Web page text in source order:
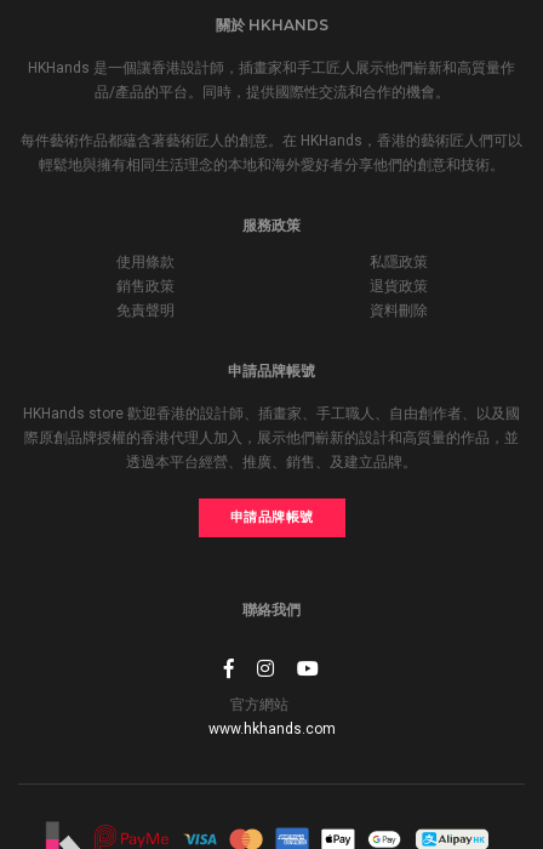
關於 HKHANDS
HKHands 是一個讓香港設計師，插畫家和手工匠人展示他們嶄新和高質量作
品/產品的平台。同時，提供國際性交流和合作的機會。
每件藝術作品都蘊含著藝術匠人的創意。在 HKHands，香港的藝術匠人們可以
輕鬆地與擁有相同生活理念的本地和海外愛好者分享他們的創意和技術。
服務政策
使用條款
私隱政策
銷售政策
退貨政策
免責聲明
資料刪除
申請品牌帳號
HKHands store 歡迎香港的設計師、插畫家、手工職人、自由創作者、以及國
際原創品牌授權的香港代理人加入，展示他們嶄新的設計和高質量的作品，並
透過本平台經營、推廣、銷售、及建立品牌。
申請品牌帳號
聯絡我們
官方網站
www.hkhands.com